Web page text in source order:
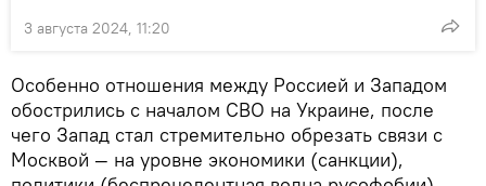
3 августа 2024, 11:20
Особенно отношения между Россией и Западом
обострились с началом СВО на Украине, после
чего Запад стал стремительно обрезать связи с
Москвой — на уровне экономики (санкции),